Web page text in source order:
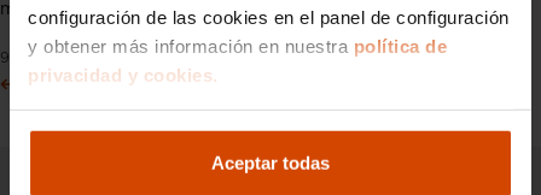
configuración de las cookies en el panel de configuración
y obtener más información en nuestra política de
privacidad y cookies.
Aceptar todas
motores de mayor cilindrada.
9 Julio 2024
Anterior